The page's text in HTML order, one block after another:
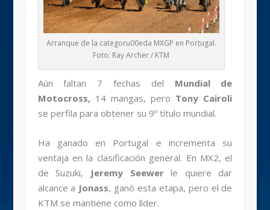
Arranque de la categoru00eda MXGP en Portugal.
Foto: Ray Archer / KTM
Aún faltan 7 fechas del Mundial de
Motocross,14 mangas, pero Tony Cairoli
se perfila para obtener su 9º título mundial.
Ha ganado en Portugal e incrementa su
ventaja en la clasificación general. En MX2, el
de Suzuki,
Jeremy Seewerle quiere dar
alcance a Jonass, ganó esta etapa, pero el de
KTM se mantiene como líder.